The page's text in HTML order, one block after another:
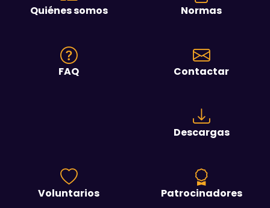
Quiénes somos Normas
FAQ Contactar
Descargas
Voluntarios Patrocinadores